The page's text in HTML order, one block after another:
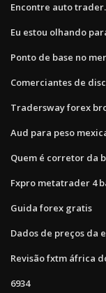
Encontre auto
Eu estou olhando
Ponto de base no
Comerciantes de
Tradersway forex
Aud para peso
Quem é corretor da
Fxpro metatrader 4
Guida forex gratis
Dados de preços da
Revisão fxtm áfrica
6934